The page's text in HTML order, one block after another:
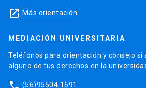
launch Más orientación
MEDIACIÓN UNIVERSITARIA
Teléfonos para orientación y consejo si
alguno de tus derechos en la
(56)95504 1691